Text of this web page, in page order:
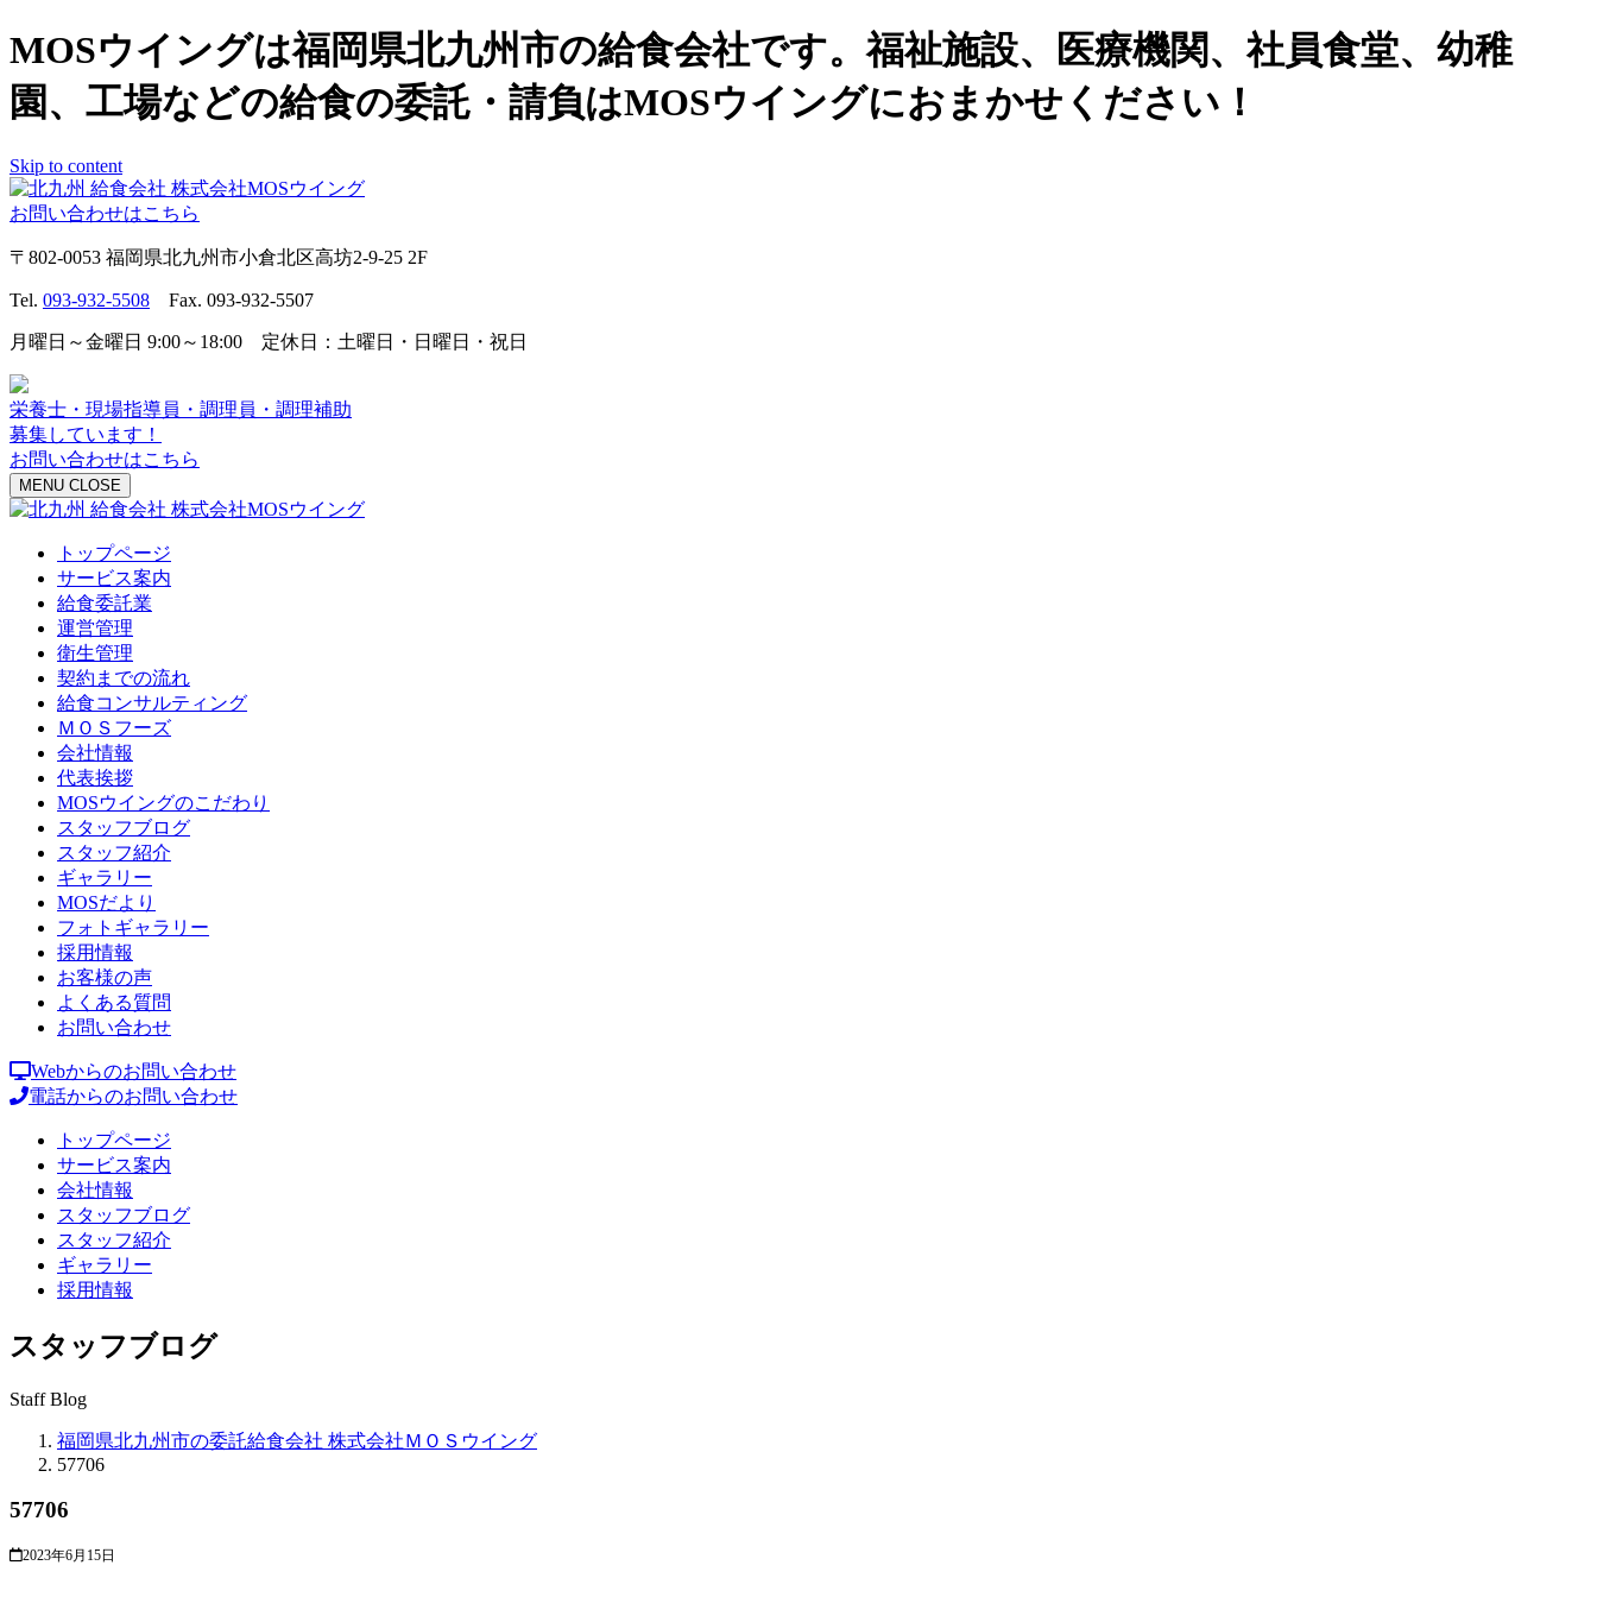
MOSウイングは福岡県北九州市の給食会社です。福祉施設、医療機関、社員食堂、幼稚
園、工場などの給食の委託・請負はMOSウイングにおまかせください！
Skip to content
お問い合わせはこちら
〒802-0053 福岡県北九州市小倉北区高坊2-9-25 2F
Tel. 093-932-5508 Fax. 093-932-5507
月曜日～金曜日 9:00～18:00 定休日：土曜日・日曜日・祝日
栄養士・現場指導員・調理員・調理補助
募集しています！
お問い合わせはこちら
MENU CLOSE
トップページ
サービス案内
給食委託業
運営管理
衛生管理
契約までの流れ
給食コンサルティング
ＭＯＳフーズ
会社情報
代表挨拶
MOSウイングのこだわり
スタッフブログ
スタッフ紹介
ギャラリー
MOSだより
フォトギャラリー
採用情報
お客様の声
よくある質問
お問い合わせ
Webからのお問い合わせ
電話からのお問い合わせ
トップページ
サービス案内
会社情報
スタッフブログ
スタッフ紹介
ギャラリー
採用情報
スタッフブログ
Staff Blog
福岡県北九州市の委託給食会社 株式会社ＭＯＳウイング
57706
57706
2023年6月15日